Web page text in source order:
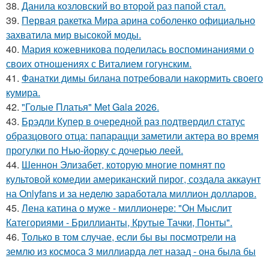
38. Данила козловский во второй раз папой стал.
39. Первая ракетка Мира арина соболенко официально
захватила мир высокой моды.
40. Мария кожевникова поделилась воспоминаниями о
своих отношениях с Виталием гогунским.
41. Фанатки димы билана потребовали накормить своего
кумира.
42. "Голые Платья" Met Gala 2026.
43. Брэдли Купер в очередной раз подтвердил статус
образцового отца: папарацци заметили актера во время
прогулки по Нью-йорку с дочерью леей.
44. Шеннон Элизабет, которую многие помнят по
культовой комедии американский пирог, создала аккаунт
на Onlyfans и за неделю заработала миллион долларов.
45. Лена катина о муже - миллионере: "Он Мыслит
Категориями - Бриллианты, Крутые Тачки, Понты".
46. Только в том случае, если бы вы посмотрели на
землю из космоса 3 миллиарда лет назад - она была бы